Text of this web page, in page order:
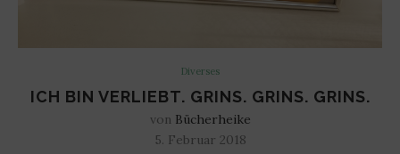
Diverses
ICH BIN VERLIEBT. GRINS. GRINS. GRINS.
von Bücherheike
5. Februar 2018